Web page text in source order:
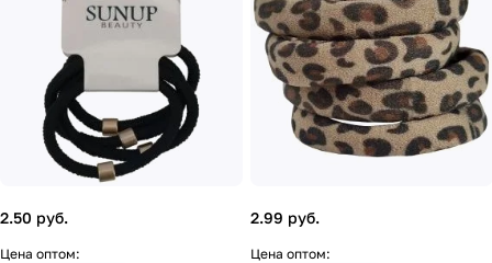
2.50 руб.
Цена оптом:
2.99 руб.
Цена оптом: